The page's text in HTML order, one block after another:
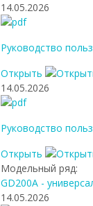
14.05.2026
Руководство
Открыть
14.05.2026
Руководство
Открыть
Модельный ряд:
GD200A -
14.05.2026